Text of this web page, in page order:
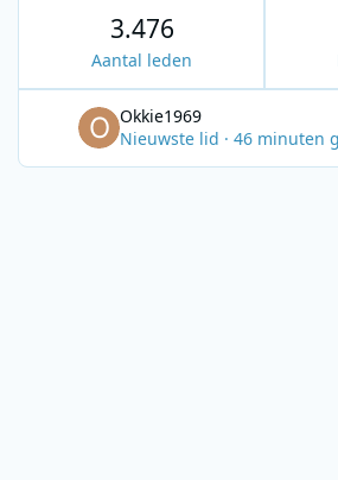
3.476
Aantal leden
Okkie1969
Nieuwste lid · 46 minuten